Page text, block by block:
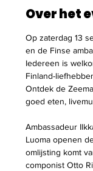
Over het
Op zaterdag 13
en de Finse
Iedereen is
Finland-
Ontdek de
goed eten,
Ambassadeur
Luoma openen
omlijsting komt
componist Otto